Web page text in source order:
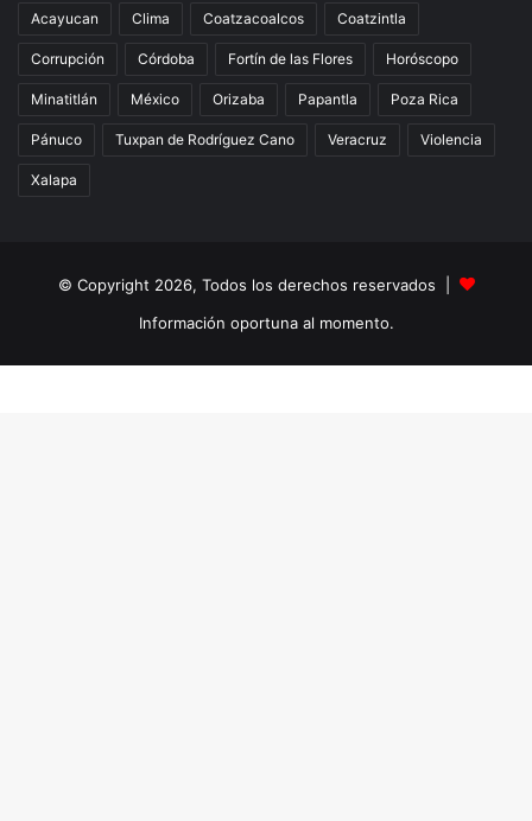
Acayucan Clima Coatzacoalcos Coatzintla
Corrupción Córdoba Fortín de las Flores Horóscopo
Minatitlán México Orizaba Papantla Poza Rica
Pánuco Tuxpan de Rodríguez Cano Veracruz Violencia
Xalapa
© Copyright 2026, Todos los derechos reservados |
Información oportuna al momento.